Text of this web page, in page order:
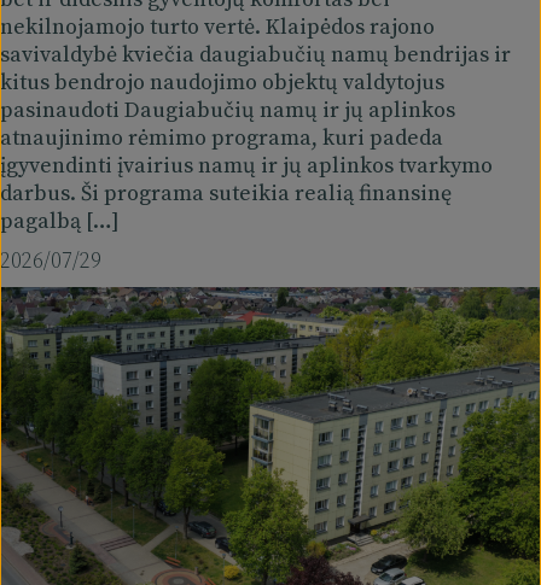
nekilnojamojo turto vertė. Klaipėdos rajono
savivaldybė kviečia daugiabučių namų bendrijas ir
kitus bendrojo naudojimo objektų valdytojus
pasinaudoti Daugiabučių namų ir jų aplinkos
atnaujinimo rėmimo programa, kuri padeda
įgyvendinti įvairius namų ir jų aplinkos tvarkymo
darbus. Ši programa suteikia realią finansinę
pagalbą […]
2026/07/29